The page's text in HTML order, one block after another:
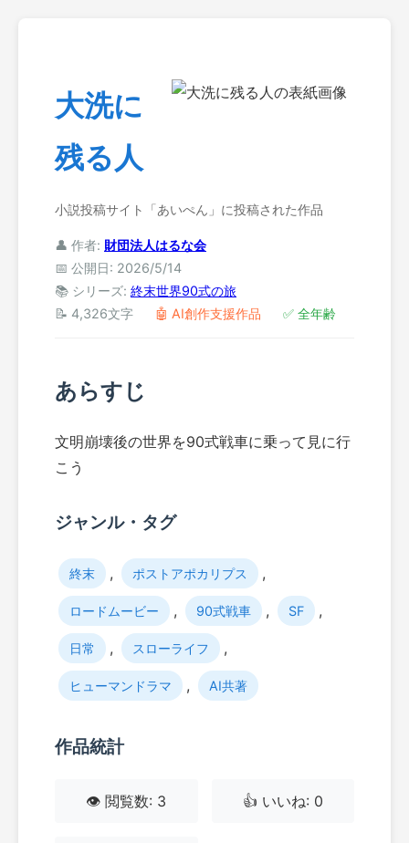
大洗に
残る人
小説投稿サイト「あいぺん」に投稿された作品
👤 作者: 財団法人はるな会
📅 公開日: 2026/5/14
📚 シリーズ: 終末世界90式の旅
📝 4,326文字
🤖 AI創作支援作品 ✅ 全年齢
あらすじ
文明崩壊後の世界を90式戦車に乗って見に行
こう
ジャンル・タグ
終末 , ポストアポカリプス ,
ロードムービー , 90式戦車 , SF ,
日常 , スローライフ ,
ヒューマンドラマ , AI共著
作品統計
👁️ 閲覧数: 3 👍 いいね: 0